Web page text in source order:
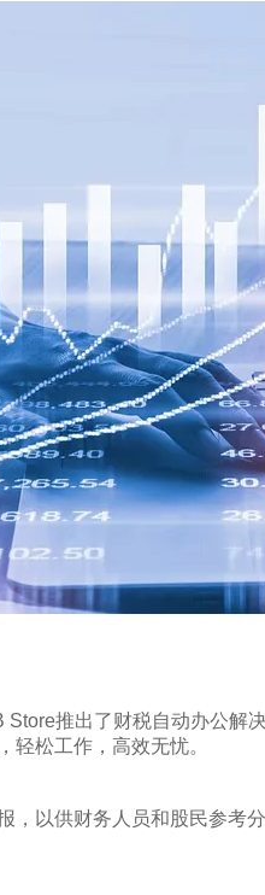
推出了财税自动办公解
轻松工作，高效无忧。
，以供财务人员和股民参考分